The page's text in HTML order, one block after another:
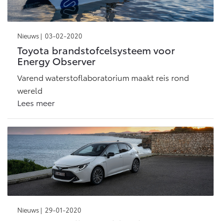
BATTERIJ-ELEKTRISCH
Vanaf € 39.995,-
Mirai
WATERSTOF-ELEKTRISCH
Proace City (excl. BTW)
OOK ALS BATTERIJ-
ELEKTRISCH
Connected check
Nieuws | 03-02-2020
Toyota brandstofcelsysteem voor
Energy Observer
Varend waterstoflaboratorium maakt reis rond
wereld
Lees meer
Nieuws | 29-01-2020